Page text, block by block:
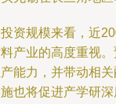
资规模来看，近
产业的高度重视
能力，并带动相
也将促进产学研